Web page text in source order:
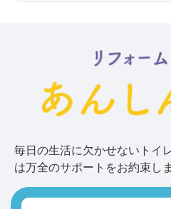
毎日の生活に欠かせないトイ
は万全のサポートをお約束しま